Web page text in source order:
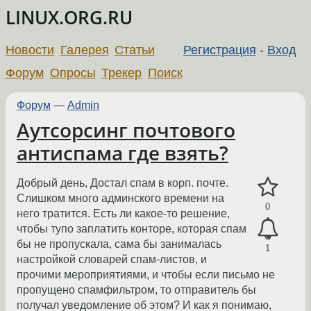
LINUX.ORG.RU
Регистрация - Вход
Новости Галерея Статьи
Форум Опросы Трекер Поиск
Форум — Admin
Аутсорсинг почтового
антиспама где взять?
0
1
Добрый день, Достал спам в корп. почте.
Слишком много админского времени на
него тратится. Есть ли какое-то решение,
чтобы тупо заплатить конторе, которая спам
бы не пропускала, сама бы занималась
настройкой словарей спам-листов, и
прочими мероприятиями, и чтобы если письмо не
пропущено спамфильтром, то отправитель бы
получал уведомление об этом? И как я понимаю,